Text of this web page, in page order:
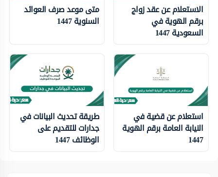
الاستعلام عن عقد زواج
برقم الهوية في
السعودية 1447
متى موعد صرف العوائد
السنوية 1447
استعلام عن قضية في
النيابة العامة برقم الهوية
1447
طريقة تحديث البيانات في
جدارات للتقديم على
الوظائف 1447